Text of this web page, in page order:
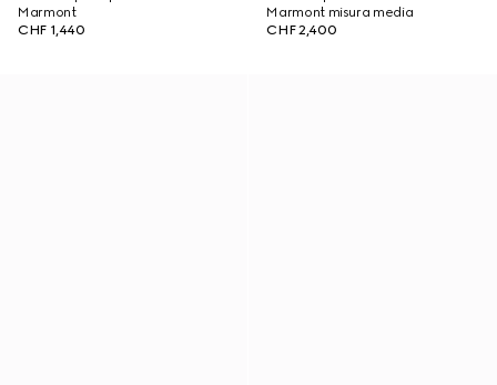
Marmont
CHF 1,440
Marmont misura media
CHF 2,400